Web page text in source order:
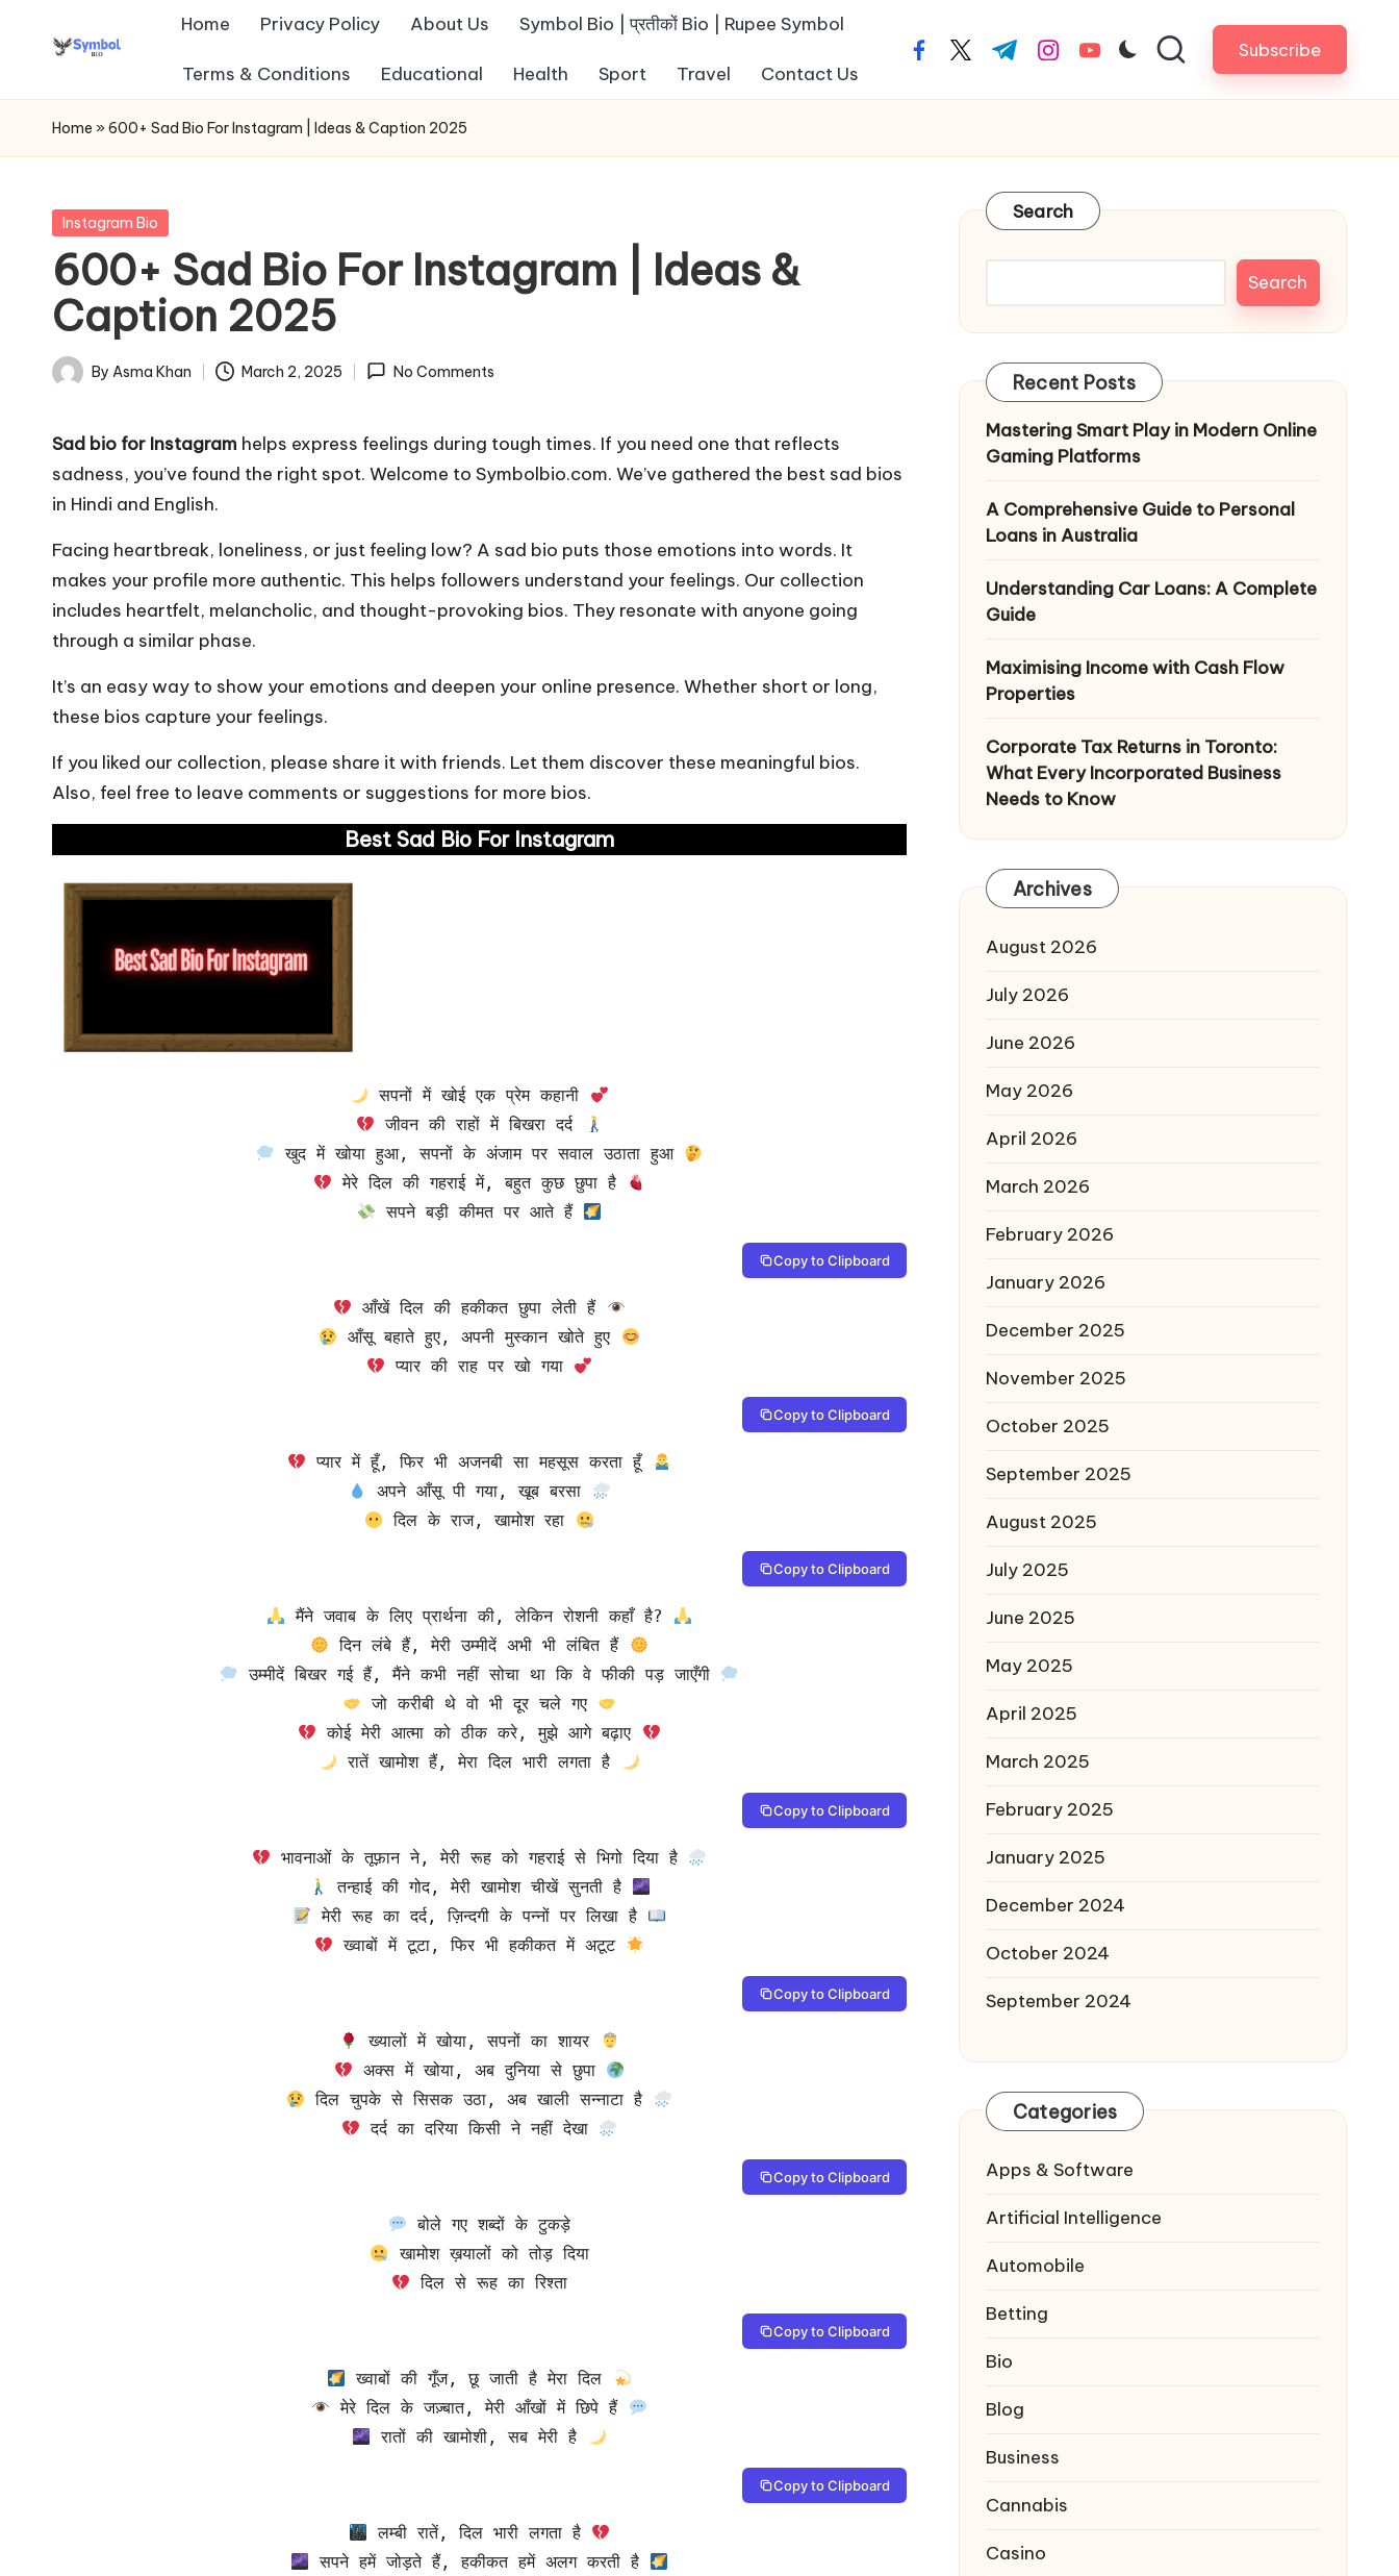
s
y
b
ol
b
io
o
m
Home Privacy Policy About Us Symbol Bio | प्रतीकों Bio | Rupee Symbol
Terms & Conditions Educational Health Sport Travel Contact Us
facebook.com
twitter.com
t.me instagram.com
youtube.com Subscribe
Home » 600+ Sad Bio For Instagram | Ideas & Caption 2025
Posted
Instagram Bio
600+ Sad Bio For Instagram | Ideas &
Caption 2025
Posted
By Asma Khan March 2, 2025 No Comments
Sad bio for Instagram helps express feelings during tough times. If you need one that reflects
sadness, you’ve found the right spot. Welcome to Symbolbio.com. We’ve gathered the best sad bios
in Hindi and English.
Facing heartbreak, loneliness, or just feeling low? A sad bio puts those emotions into words. It
makes your profile more authentic. This helps followers understand your feelings. Our collection
includes heartfelt, melancholic, and thought-provoking bios. They resonate with anyone going
through a similar phase.
It’s an easy way to show your emotions and deepen your online presence. Whether short or long,
these bios capture your feelings.
If you liked our collection, please share it with friends. Let them discover these meaningful bios.
Also, feel free to leave comments or suggestions for more bios.
Best Sad Bio For Instagram
सपनों में खोई एक प्रेम कहानी
जीवन की राहों में बिखरा दर्द
खुद में खोया हुआ, सपनों के अंजाम पर सवाल उठाता हुआ
मेरे दिल की गहराई में, बहुत कुछ छुपा है
सपने बड़ी कीमत पर आते हैं
Copy to Clipboard
आँखें दिल की हकीकत छुपा लेती हैं
आँसू बहाते हुए, अपनी मुस्कान खोते हुए
प्यार की राह पर खो गया
Copy to Clipboard
प्यार में हूँ, फिर भी अजनबी सा महसूस करता हूँ
अपने आँसू पी गया, खूब बरसा
दिल के राज, खामोश रहा
Copy to Clipboard
मैंने जवाब के लिए प्रार्थना की, लेकिन रोशनी कहाँ है?
दिन लंबे हैं, मेरी उम्मीदें अभी भी लंबित हैं
उम्मीदें बिखर गई हैं, मैंने कभी नहीं सोचा था कि वे फीकी पड़ जाएँगी
जो करीबी थे वो भी दूर चले गए
कोई मेरी आत्मा को ठीक करे, मुझे आगे बढ़ाए
रातें खामोश हैं, मेरा दिल भारी लगता है
Copy to Clipboard
भावनाओं के तूफ़ान ने, मेरी रूह को गहराई से भिगो दिया है
तन्हाई की गोद, मेरी खामोश चीखें सुनती है
मेरी रूह का दर्द, ज़िन्दगी के पन्नों पर लिखा है
ख्वाबों में टूटा, फिर भी हकीकत में अटूट
Copy to Clipboard
ख्यालों में खोया, सपनों का शायर
अक्स में खोया, अब दुनिया से छुपा
दिल चुपके से सिसक उठा, अब खाली सन्नाटा है
दर्द का दरिया किसी ने नहीं देखा
Copy to Clipboard
खामोश ख़यालों को तोड़ दिया
दिल से रूह का रिश्ता
Copy to Clipboard
ख्वाबों की गूँज, छू जाती है मेरा दिल
मेरे दिल के जज़्बात, मेरी आँखों में छिपे हैं
रातों की खामोशी, सब मेरी है
Copy to Clipboard
लम्बी रातें, दिल भारी लगता है
सपने हमें जोड़ते हैं, हकीकत हमें अलग करती है
Search
Search
Recent Posts
Mastering Smart Play in Modern Online
Gaming Platforms
A Comprehensive Guide to Personal
Loans in Australia
Understanding Car Loans: A Complete
Guide
Maximising Income with Cash Flow
Properties
Corporate Tax Returns in Toronto:
What Every Incorporated Business
Needs to Know
Archives
August 2026
July 2026
June 2026
May 2026
April 2026
March 2026
February 2026
January 2026
December 2025
November 2025
October 2025
September 2025
August 2025
July 2025
June 2025
May 2025
April 2025
March 2025
February 2025
January 2025
December 2024
October 2024
September 2024
Categories
Apps & Software
Artificial Intelligence
Automobile
Betting
Bio
Blog
Business
Cannabis
Casino